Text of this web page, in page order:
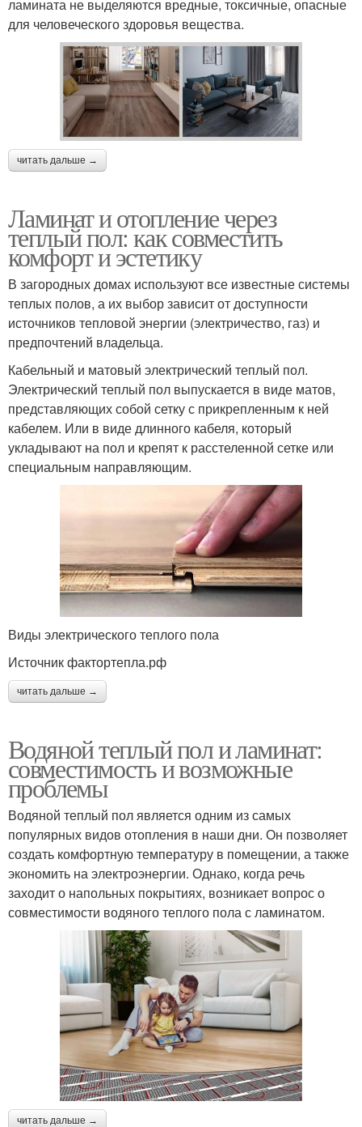
ламината не выделяются вредные, токсичные, опасные
для человеческого здоровья вещества.
читать дальше →
Ламинат и отопление через
теплый пол: как совместить
комфорт и эстетику
В загородных домах используют все известные системы
теплых полов, а их выбор зависит от доступности
источников тепловой энергии (электричество, газ) и
предпочтений владельца.
Кабельный и матовый электрический теплый пол.
Электрический теплый пол выпускается в виде матов,
представляющих собой сетку с прикрепленным к ней
кабелем. Или в виде длинного кабеля, который
укладывают на пол и крепят к расстеленной сетке или
специальным направляющим.
Виды электрического теплого пола
Источник фактортепла.рф
читать дальше →
Водяной теплый пол и ламинат:
совместимость и возможные
проблемы
Водяной теплый пол является одним из самых
популярных видов отопления в наши дни. Он позволяет
создать комфортную температуру в помещении, а также
экономить на электроэнергии. Однако, когда речь
заходит о напольных покрытиях, возникает вопрос о
совместимости водяного теплого пола с ламинатом.
читать дальше →